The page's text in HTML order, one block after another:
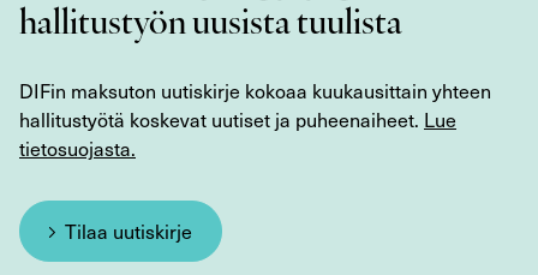
hallitustyön uusista tuulista
DIFin maksuton uutiskirje kokoaa kuukausittain yhteen
hallitustyötä koskevat uutiset ja puheenaiheet. Lue
tietosuojasta.
Tilaa uutiskirje